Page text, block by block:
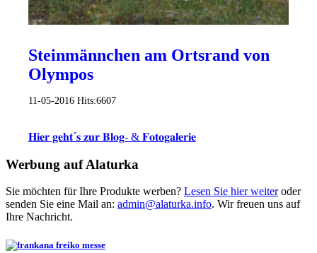
Steinmännchen am Ortsrand von
Olympos
11-05-2016 Hits:6607
𝐇𝐢𝐞𝐫 𝐠𝐞𝐡𝐭´𝐬 𝐳𝐮𝐫 𝐁𝐥𝐨𝐠- & 𝐅𝐨𝐭𝐨𝐠𝐚𝐥𝐞𝐫𝐢𝐞
Werbung auf Alaturka
Sie möchten für Ihre Produkte werben? Lesen Sie hier weiteroder
senden Sie eine Mail an: admin@alaturka.info. Wir freuen uns auf
Ihre Nachricht.